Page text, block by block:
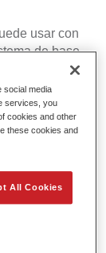
usar con
de base
tecnología
sólidos y
Permasolid.
social media
services, you
cookies and other
these cookies and
All Cookies